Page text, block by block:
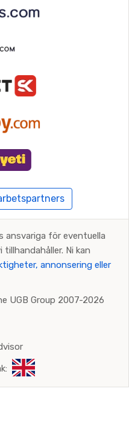
ansvariga för eventuella
Ni kan
annonsering eller
UGB Group 2007-2026